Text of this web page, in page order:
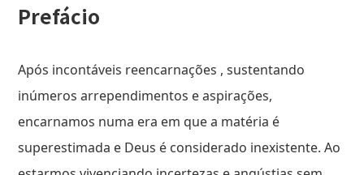
Prefácio
Após incontáveis reencarnações , sustentando
inúmeros arrependimentos e aspirações,
encarnamos numa era em que a matéria é
superestimada e Deus é considerado inexistente. Ao